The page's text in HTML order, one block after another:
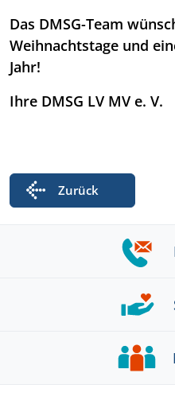
Das DMSG-Team
Weihnachtstage und
Jahr!
Ihre DMSG LV MV e. V.
Zurück